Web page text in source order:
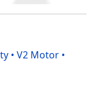
• V2 Motor •